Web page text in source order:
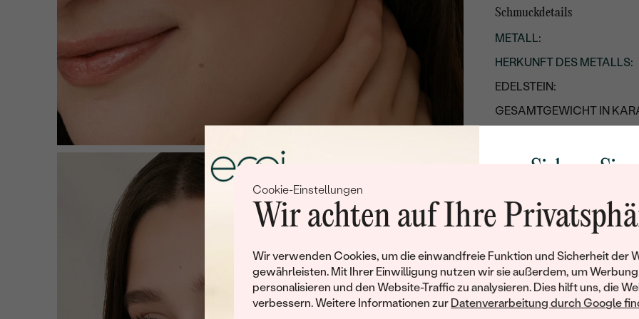
Cookie-Einstellungen
Wir achten auf Ihre
Wir verwenden Cookies, um die einwandfreie Funktion und Sicherheit der
gewährleisten. Mit Ihrer Einwilligung nutzen wir sie außerdem, um Werbung
personalisieren und den Website-Traffic zu analysieren. Dies hilft uns, die
verbessern. Weitere Informationen zur Datenverarbeitung durch Google
Schmuckdetails
METALL:
HERKUNFT DES METALLS:
EDELSTEIN:
GESAMTGEWICHT IN
RHODIUM:
Details des eingesetzten
ANZAHL:
KARATGEWICHT:
ABMESSUNGEN:
Sichern Sie
Rabatt auf
Werden Sie Teil
und entdecken Sie die
gefertigten Schmucks